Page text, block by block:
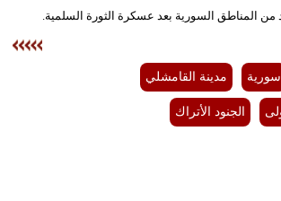
المناطق السورية بعد عسكرة الثورة السلمية.
سورية مدينة القامشلي
الجنود الأتراك